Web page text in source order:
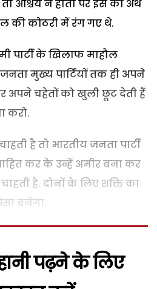
आश्चर्य न होता पर इस का अर्थ
की कोठरी में रंग गए थे.
पार्टी के खिलाफ माहौल
मुख्य पार्टियों तक ही अपने
अपने चहेतों को खुली छूट देती हैं
करो.
है तो भारतीय जनता पार्टी
कर के उन्हें अमीर बना कर
है. दोनों के लिए शक्ति का
बनेगा.
पढ़ने के लिए